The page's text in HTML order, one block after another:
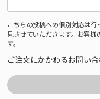
こちらの投稿への個別対応は
見させていただきます。お客様
す。
ご注文にかかわるお問い